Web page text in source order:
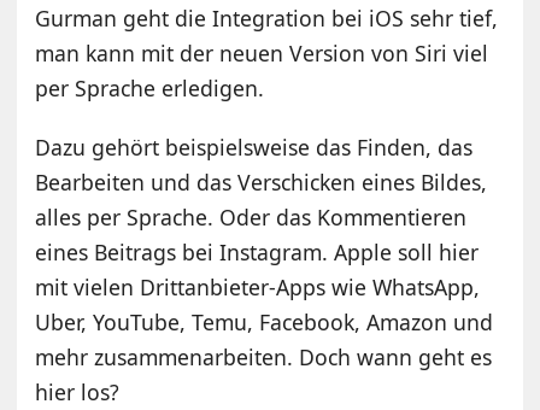
Gurman geht die Integration bei iOS sehr tief,
man kann mit der neuen Version von Siri viel
per Sprache erledigen.
Dazu gehört beispielsweise das Finden, das
Bearbeiten und das Verschicken eines Bildes,
alles per Sprache. Oder das Kommentieren
eines Beitrags bei Instagram. Apple soll hier
mit vielen Drittanbieter-Apps wie WhatsApp,
Uber, YouTube, Temu, Facebook, Amazon und
mehr zusammenarbeiten. Doch wann geht es
hier los?